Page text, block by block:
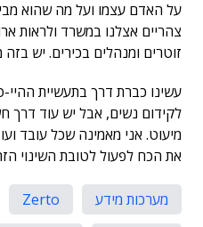
על האדם עצמו ועל מה שהוא
צהריים אצלנו במשרד ולראות
זוטרים ומנהלים בכירים. יש
עשינו כברת דרך בתעשיית
לקידום נשים, אבל יש עוד דרך
מיעוט. אני מאמינה שכל עובד
את הכח לפעול לטובת השינוי
מערכות מידע Zerto